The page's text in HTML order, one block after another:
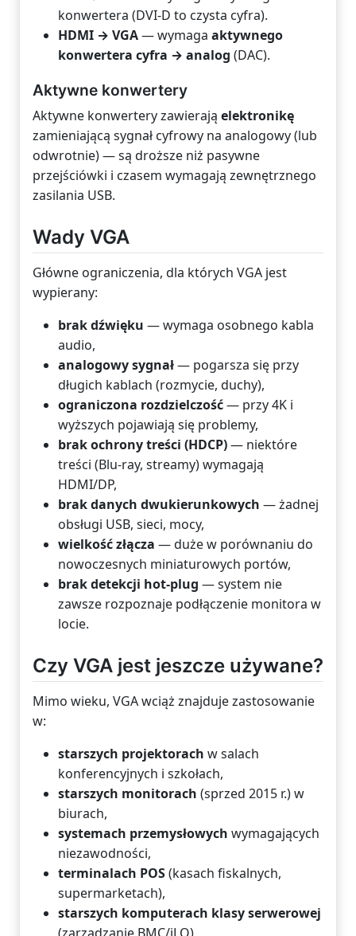
konwertera (DVI-D to czysta cyfra).
HDMI → VGA— wymaga aktywnego
konwertera cyfra → analog (DAC).
Aktywne konwertery
Aktywne konwertery zawierają elektronikę
zamieniającą sygnał cyfrowy na analogowy (lub
odwrotnie) — są droższe niż pasywne
przejściówki i czasem wymagają zewnętrznego
zasilania USB.
Wady VGA
Główne ograniczenia, dla których VGA jest
wypierany:
brak dźwięku — wymaga osobnego kabla
audio,
analogowy sygnał— pogarsza się przy
długich kablach (rozmycie, duchy),
ograniczona rozdzielczość— przy 4K i
wyższych pojawiają się problemy,
brak ochrony treści (HDCP)— niektóre
treści (Blu-ray, streamy) wymagają
HDMI/DP,
brak danych dwukierunkowych — żadnej
obsługi USB, sieci, mocy,
wielkość złącza — duże w porównaniu do
nowoczesnych miniaturowych portów,
brak detekcji hot-plug — system nie
zawsze rozpoznaje podłączenie monitora w
locie.
Czy VGA jest jeszcze używane?
Mimo wieku, VGA wciąż znajduje zastosowanie
w:
starszych projektorach w salach
konferencyjnych i szkołach,
starszych monitorach (sprzed 2015 r.) w
biurach,
systemach przemysłowych wymagających
niezawodności,
terminalach POS(kasach fiskalnych,
supermarketach),
starszych komputerach klasy serwerowej